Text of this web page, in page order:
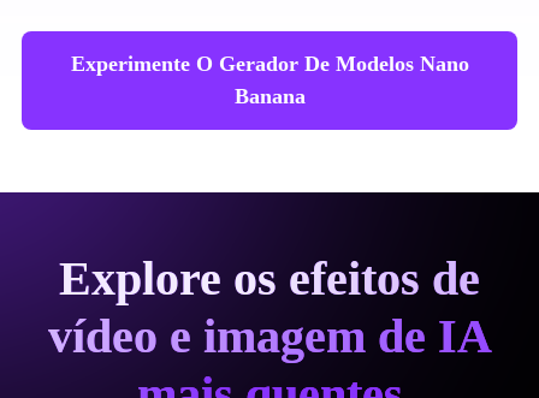
Experimente O Gerador De Modelos Nano
Banana
Explore os efeitos de
vídeo e imagem de IA